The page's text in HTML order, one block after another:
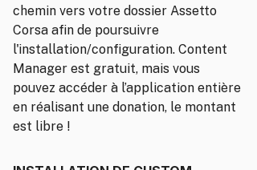
chemin vers votre dossier Assetto
Corsa afin de poursuivre
l'installation/configuration. Content
Manager est gratuit, mais vous
pouvez accéder à l’application entière
en réalisant une donation, le montant
est libre !